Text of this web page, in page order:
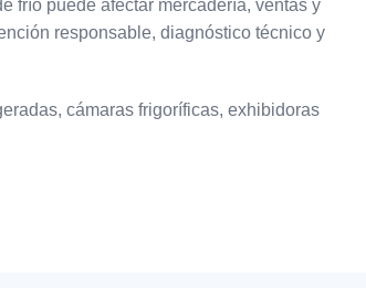
frío puede afectar mercadería, ventas y
responsable, diagnóstico técnico y
cámaras frigoríficas, exhibidoras